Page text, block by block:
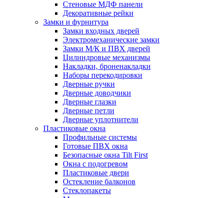
Стеновые МДФ панели
Декоративные рейки
Замки и фурнитура
Замки входных дверей
Электромеханические замки
Замки М/К и ПВХ дверей
Цилиндровые механизмы
Накладки, броненакладки
Наборы перекодировки
Дверные ручки
Дверные доводчики
Дверные глазки
Дверные петли
Дверные уплотнители
Пластиковые окна
Профильные системы
Готовые ПВХ окна
Безопасные окна Tilt First
Окна с подогревом
Пластиковые двери
Остекление балконов
Стеклопакеты